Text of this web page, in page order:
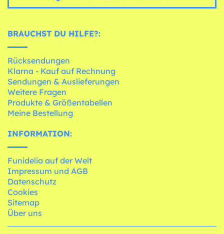
BRAUCHST DU HILFE?:
Rücksendungen
Klarna - Kauf auf Rechnung
Sendungen & Auslieferungen
Weitere Fragen
Produkte & Größentabellen
Meine Bestellung
INFORMATION:
Funidelia auf der Welt
Impressum und AGB
Datenschutz
Cookies
Sitemap
Über uns